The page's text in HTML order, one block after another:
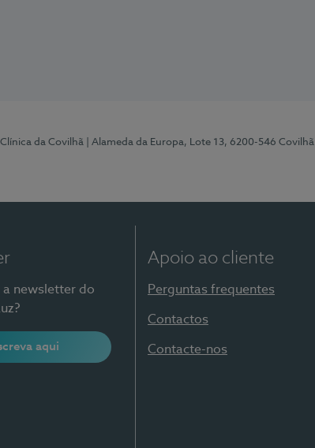
da Covilhã | Alameda da Europa, Lote 13, 6200-546 Covilhã
a newsletter do
aqui
Apoio ao cliente
Perguntas frequentes
Contactos
Contacte-nos